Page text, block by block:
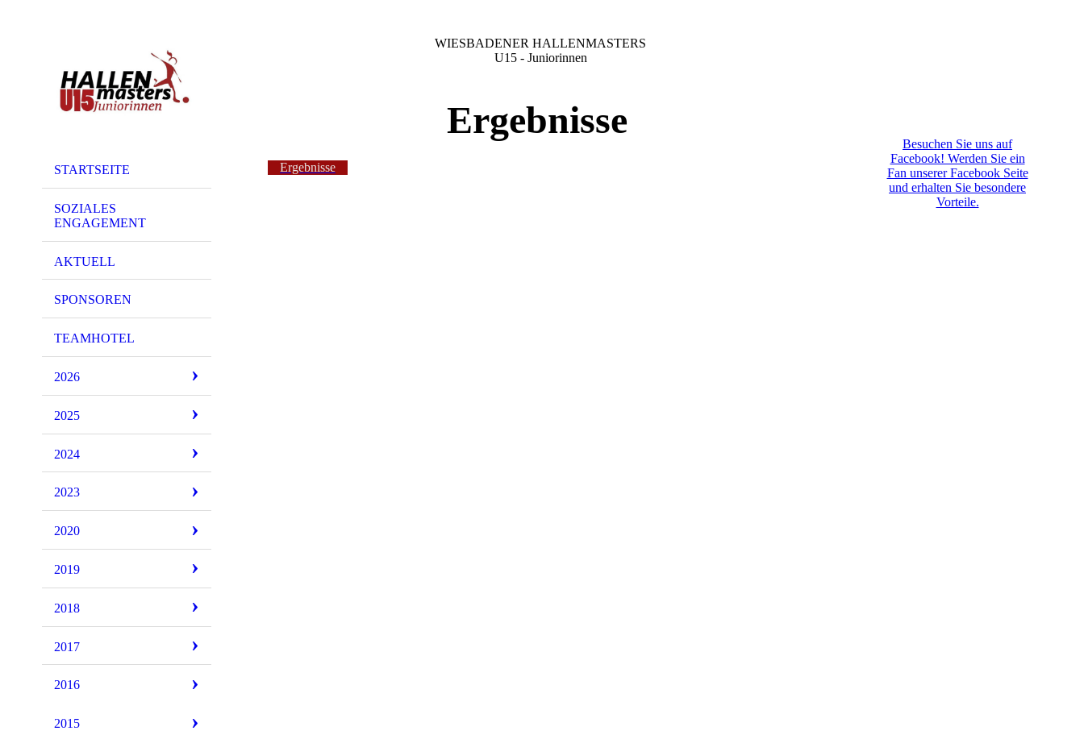
STARTSEITE
SOZIALES
ENGAGEMENT
AKTUELL
SPONSOREN
TEAMHOTEL
2026
2025
2024
2023
2020
2019
2018
2017
2016
2015
WIESBADENER HALLENMASTERS
U15 - Juniorinnen
Ergebnisse
Ergebnisse
Besuchen Sie uns auf
Facebook! Werden Sie ein
Fan unserer Facebook Seite
und erhalten Sie besondere
Vorteile.